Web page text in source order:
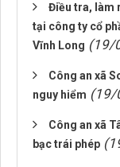
Điều tra, làm
tại công ty cổ
Vĩnh Long (19/
Công an xã
nguy hiểm (19/
Công an xã
bạc trái phép